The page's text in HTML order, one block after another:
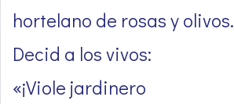
hortelano de rosas y olivos.
Decid a los vivos:
«¡Viole jardinero